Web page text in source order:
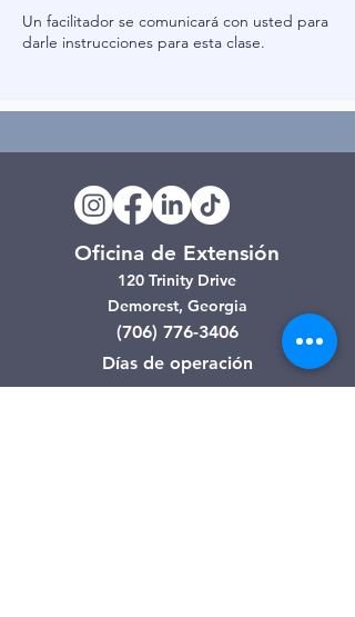
Un facilitador se comunicará con usted para
darle instrucciones para esta clase.
Oficina de Extensión
120 Trinity Drive
Demorest, Georgia
(706) 776-3406
Días de operación
Lunes – Viernes